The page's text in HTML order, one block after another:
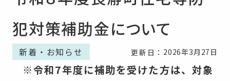
犯対策補助金について
新着・お知らせ 更新日： 2026年3月27日
※令和7年度に補助を受けた方は、対象